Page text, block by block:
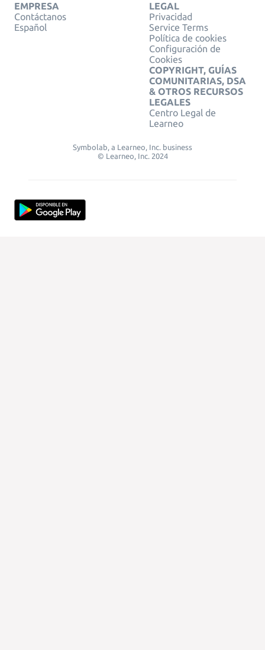
EMPRESA
Contáctanos
Español
LEGAL
Privacidad
Service Terms
Política de cookies
Configuración de
Cookies
COPYRIGHT, GUÍAS
COMUNITARIAS, DSA
& OTROS RECURSOS
LEGALES
Centro Legal de
Learneo
Symbolab, a Learneo, Inc. business
© Learneo, Inc. 2024